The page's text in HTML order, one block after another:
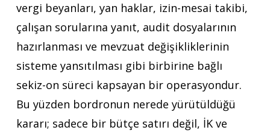
vergi beyanları, yan haklar, izin-mesai takibi,
çalışan sorularına yanıt, audit dosyalarının
hazırlanması ve mevzuat değişikliklerinin
sisteme yansıtılması gibi birbirine bağlı
sekiz-on süreci kapsayan bir operasyondur.
Bu yüzden bordronun nerede yürütüldüğü
kararı; sadece bir bütçe satırı değil, İK ve